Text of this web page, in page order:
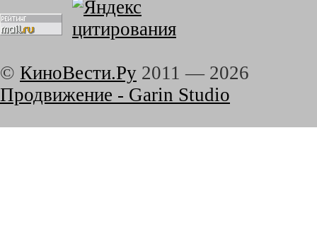
© КиноВести.Ру 2011 — 2026
Продвижение - Garin Studio